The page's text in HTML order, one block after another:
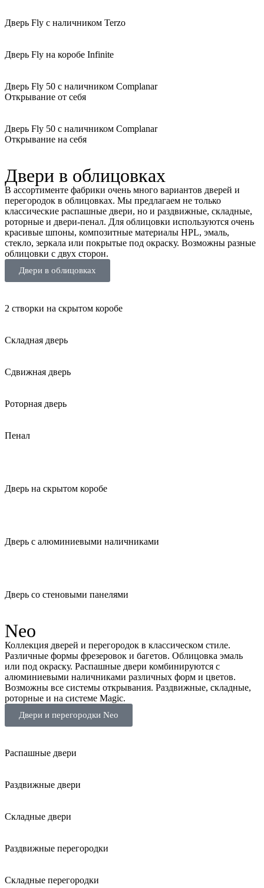
Дверь Fly с наличником Terzo
Дверь Fly на коробе Infinite
Дверь Fly 50 с наличником Complanar
Открывание от себя
Дверь Fly 50 с наличником Complanar
Открывание на себя
Двери в облицовках
В ассортименте фабрики очень много вариантов дверей и
перегородок в облицовках. Мы предлагаем не только
классические распашные двери, но и раздвижные, складные,
роторные и двери-пенал. Для облицовки используются очень
красивые шпоны, композитные материалы HPL, эмаль,
стекло, зеркала или покрытые под окраску. Возможны разные
облицовки с двух сторон.
Двери в облицовках
2 створки на скрытом коробе
Складная дверь
Сдвижная дверь
Роторная дверь
Пенал
Дверь на скрытом коробе
Дверь с алюминиевыми наличниками
Дверь со стеновыми панелями
Neo
Коллекция дверей и перегородок в классическом стиле.
Различные формы фрезеровок и багетов. Облицовка эмаль
или под окраску. Распашные двери комбинируются с
алюминиевыми наличниками различных форм и цветов.
Возможны все системы открывания. Раздвижные, складные,
роторные и на системе Magic.
Двери и перегородки Neo
Распашные двери
Раздвижные двери
Складные двери
Раздвижные перегородки
Складные перегородки